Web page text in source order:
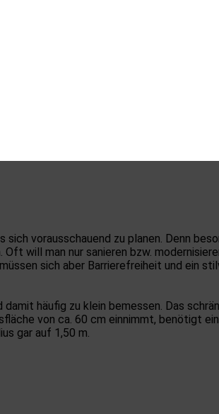
vorausschauend zu planen. Denn
will man nur sanieren bzw.
sich aber Barrierefreiheit und ein
häufig zu klein bemessen. Das
von ca. 60 cm einnimmt, benötigt
gar auf 1,50 m.